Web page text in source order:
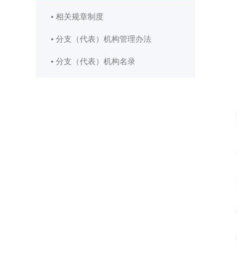
• 相关规章制度
• 分支（代表）机构管理办法
• 分支（代表）机构名录